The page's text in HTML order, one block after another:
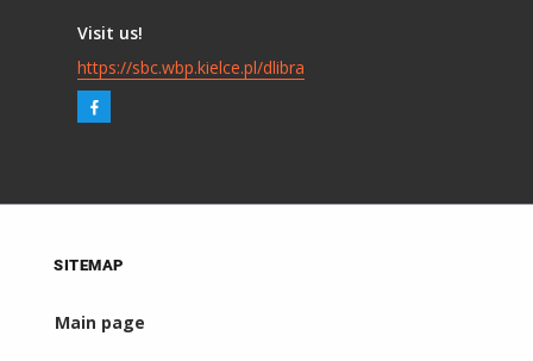
Visit us!
https://sbc.wbp.kielce.pl/dlibra
SITEMAP
Main page